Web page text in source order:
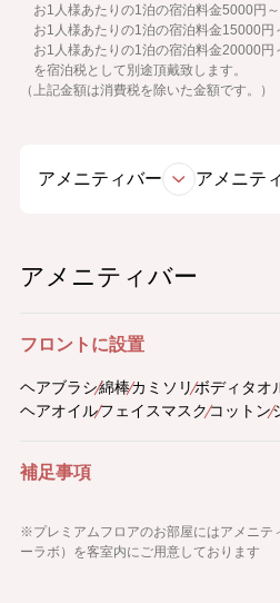
お1人様あたりの1泊の宿泊料金5000円
お1人様あたりの1泊の宿泊料金15000円
お1人様あたりの1泊の宿泊料金20000円
を宿泊税として別途頂戴致します。
（上記金額は消費税を除いた金額です。）
アメニティバー アメニティ
アメニティバー
フロントに設置
ヘアブラシ綿棒カミソリボディタオ
ヘアオイルフェイスマスクコットン
補足事項
※プレミアムフロアのお部屋にはアメニテ
ーラボ）を客室内にご用意しております